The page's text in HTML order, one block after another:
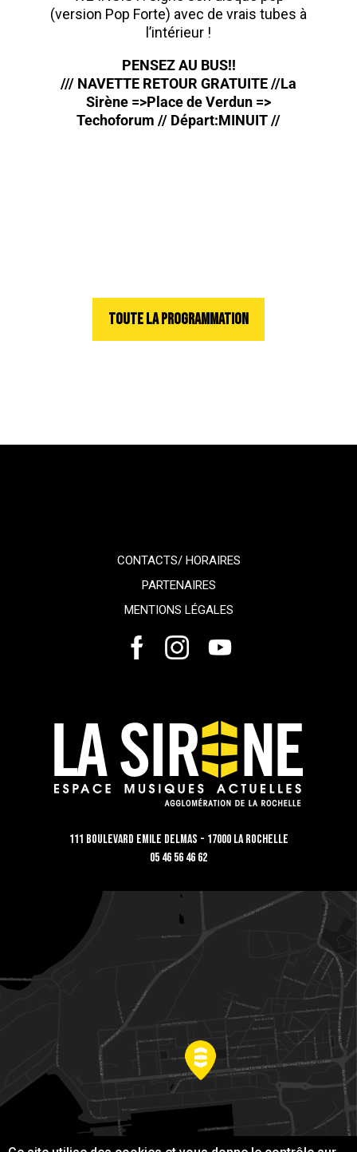
(version Pop Forte) avec de vrais tubes à
l’intérieur !
PENSEZ AU BUS!!
/// NAVETTE RETOUR GRATUITE //La
Sirène =>Place de Verdun =>
Techoforum // Départ:MINUIT //
TOUTE LA PROGRAMMATION
CONTACTS/ HORAIRES
PARTENAIRES
MENTIONS LÉGALES
111 Boulevard Emile Delmas - 17000 La Rochelle
05 46 56 46 62